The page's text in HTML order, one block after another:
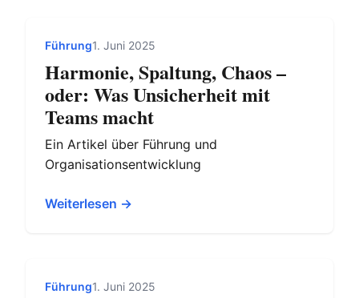
Führung1. Juni 2025
Harmonie, Spaltung, Chaos –
oder: Was Unsicherheit mit
Teams macht
Ein Artikel über Führung und
Organisationsentwicklung
Weiterlesen →
Führung1. Juni 2025